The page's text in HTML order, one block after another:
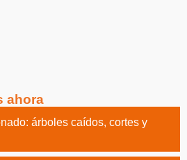
ahora
árboles caídos, cortes y